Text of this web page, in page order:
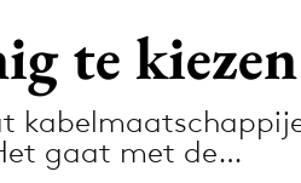
te
gaat met de…